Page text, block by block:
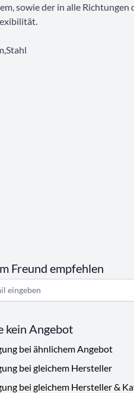
sowie der in alle
Freund empfehlen
kein Angebot
bei ähnlichem Angebot
bei gleichem Hersteller
bei gleichem Hersteller &